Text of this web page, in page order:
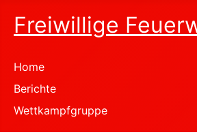
Freiwillige
Home
Berichte
Wettkampfgruppe